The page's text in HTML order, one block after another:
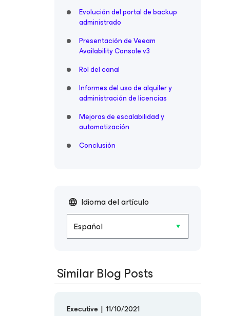
Evolución del portal de backup
administrado
Presentación de Veeam
Availability Console v3
Rol del canal
Informes del uso de alquiler y
administración de licencias
Mejoras de escalabilidad y
automatización
Conclusión
Idioma del artículo
Español
Similar Blog Posts
Executive | 11/10/2021